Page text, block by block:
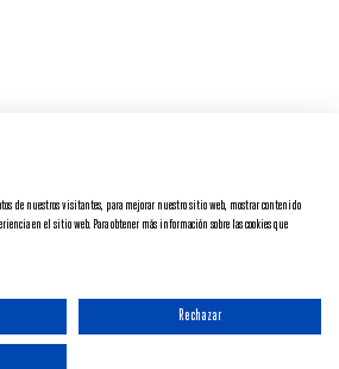
de nuestros visitantes, para mejorar nuestro sitio web, mostrar contenido
en el sitio web. Para obtener más información sobre las cookies que
Rechazar